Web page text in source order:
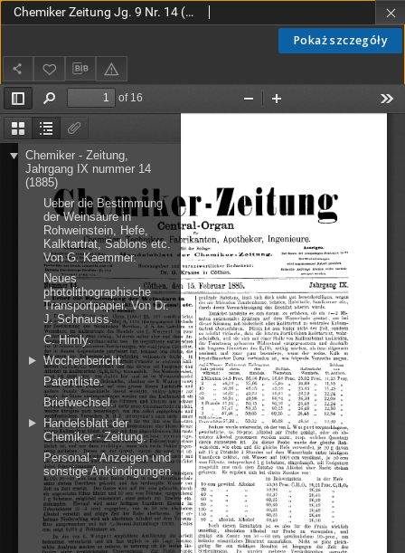
Pokaż szczegóły
Chemiker Zeitung Jg. 9 Nr. 14 (1885)